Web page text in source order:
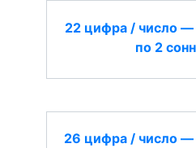
22 цифра / число —
по 2
26 цифра / число —